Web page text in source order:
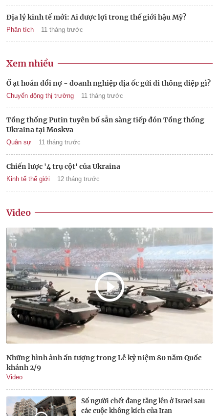
Địa lý kinh tế mới: Ai được lợi trong thế giới hậu Mỹ?
Phân tích 11 tháng trước
Xem nhiều
Ồ ạt hoán đổi nợ - doanh nghiệp địa ốc gửi đi thông điệp gì?
Chuyển động thị trường 11 tháng trước
Tổng thống Putin tuyên bố sẵn sàng tiếp đón Tổng thống
Ukraina tại Moskva
Quân sự 11 tháng trước
Chiến lược '4 trụ cột' của Ukraina
Kinh tế thế giới 12 tháng trước
Video
Những hình ảnh ấn tượng trong Lễ kỷ niệm 80 năm Quốc
khánh 2/9
Video
Số người chết đang tăng lên ở Israel sau
các cuộc không kích của Iran